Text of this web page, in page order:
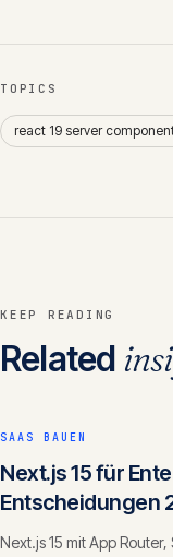
TOPICS
react 19 server
KEEP READING
Related
SAAS BAUEN
Next.js 15 für
Entscheidungen
Next.js 15 mit App